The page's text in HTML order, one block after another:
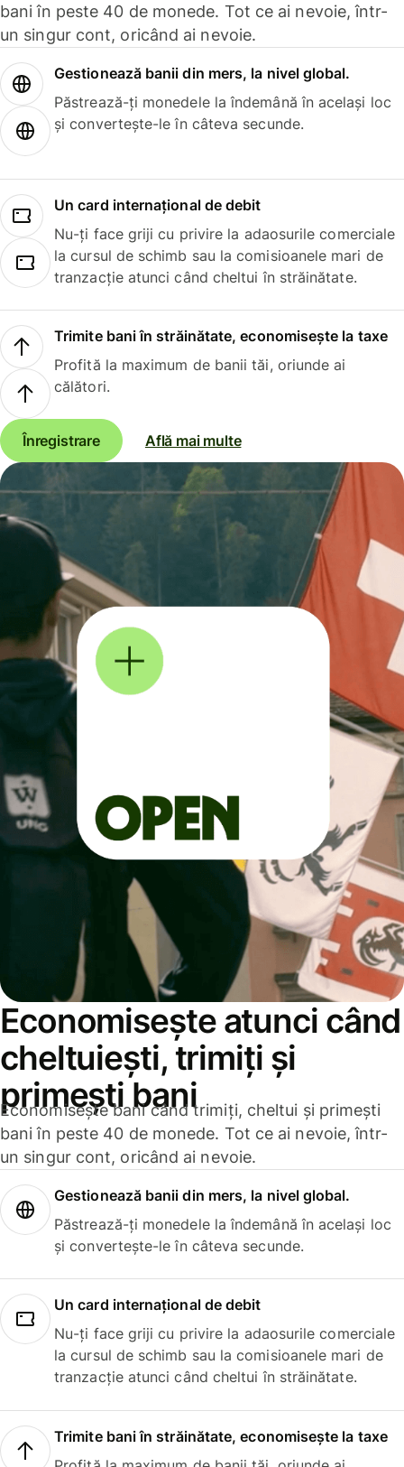
bani în peste 40 de monede. Tot ce ai nevoie, într-
un singur cont, oricând ai nevoie.
Gestionează banii din mers, la nivel global.
Păstrează-ți monedele la îndemână în același loc
și convertește-le în câteva secunde.
Un card internațional de debit
Nu-ți face griji cu privire la adaosurile comerciale
la cursul de schimb sau la comisioanele mari de
tranzacție atunci când cheltui în străinătate.
Trimite bani în străinătate, economisește la taxe
Profită la maximum de banii tăi, oriunde ai
călători.
Înregistrare Află mai multe
Economisește atunci când
cheltuiești, trimiți și
primești bani
Economisește bani când trimiți, cheltui și primești
bani în peste 40 de monede. Tot ce ai nevoie, într-
un singur cont, oricând ai nevoie.
Gestionează banii din mers, la nivel global.
Păstrează-ți monedele la îndemână în același loc
și convertește-le în câteva secunde.
Un card internațional de debit
Nu-ți face griji cu privire la adaosurile comerciale
la cursul de schimb sau la comisioanele mari de
tranzacție atunci când cheltui în străinătate.
Trimite bani în străinătate, economisește la taxe